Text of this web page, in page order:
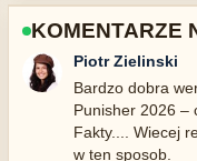
KOMENTARZE
Katarzyna
Swietne
2023: Everything
Once.... To
jakie dzis